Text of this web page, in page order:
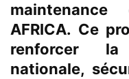
AFRICA. Ce
renforcer
nationale,